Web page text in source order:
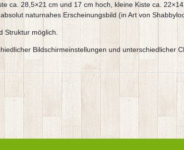
ca. 28,5×21 cm und 17 cm hoch, kleine Kiste ca.
naturnahes Erscheinungsbild (in Art von
Struktur möglich.
Bildschirmeinstellungen und unterschiedlicher